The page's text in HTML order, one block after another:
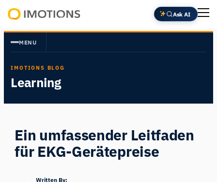
Zum
Inhalt
springen
Insight
Ask AI
MENU
IMOTIONS BLOG
Learning
Ein umfassender Leitfaden
für EKG-Gerätepreise
Written By: